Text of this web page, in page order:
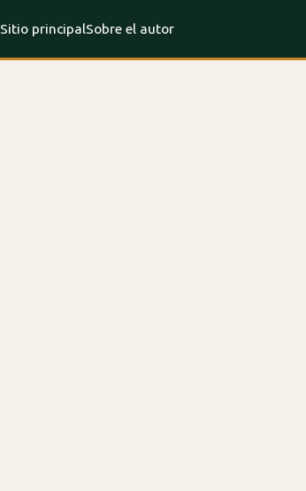
Sitio principalSobre el autor